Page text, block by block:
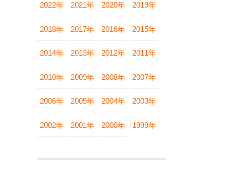
2022年 2021年 2020年 2019年
2018年 2017年 2016年 2015年
2014年 2013年 2012年 2011年
2010年 2009年 2008年 2007年
2006年 2005年 2004年 2003年
2002年 2001年 2000年 1999年